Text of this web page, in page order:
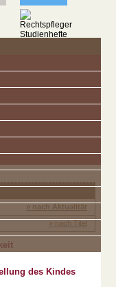
» nach Aktualität
» nach Titel
des Kindes